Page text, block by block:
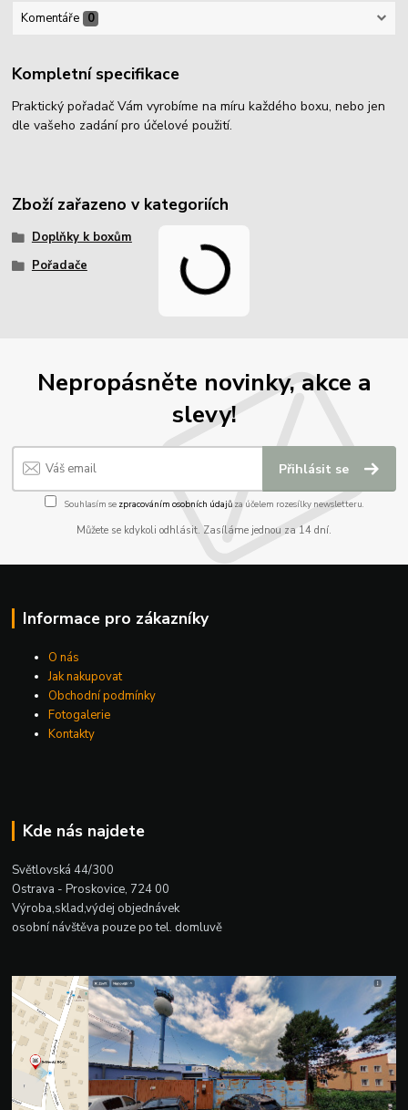
Komentáře 0
Kompletní specifikace
Praktický pořadač Vám vyrobíme na míru každého boxu, nebo jen
dle vašeho zadání pro účelové použití.
Zboží zařazeno v kategoriích
Doplňky k boxům
Pořadače
Nepropásněte novinky, akce a
slevy!
Přihlásit se
Souhlasím se zpracováním osobních údajůza účelem rozesílky newsletteru.
Můžete se kdykoli odhlásit. Zasíláme jednou za 14 dní.
Informace pro zákazníky
O nás
Jak nakupovat
Obchodní podmínky
Fotogalerie
Kontakty
Kde nás najdete
Světlovská 44/300
Ostrava - Proskovice, 724 00
Výroba,sklad,výdej objednávek
osobní návštěva pouze po tel. domluvě